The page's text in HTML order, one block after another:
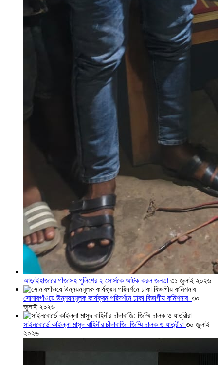
আড়াইহাজারে গাঁজাসহ পুলিশের ২ সোর্সকে আটক করল জনতা ৩১ জুলাই ২০২৬
সোনারগাঁওয়ে উন্নয়নমূলক কার্যক্রম পরিদর্শনে ঢাকা বিভাগীয় কমিশনার ৩০
জুলাই ২০২৬
সাইনবোর্ডে কাইল্লা মাসুদ বাহিনীর চাঁদাবাজি: জিম্মি চালক ও যাত্রীরা ৩০ জুলাই
২০২৬